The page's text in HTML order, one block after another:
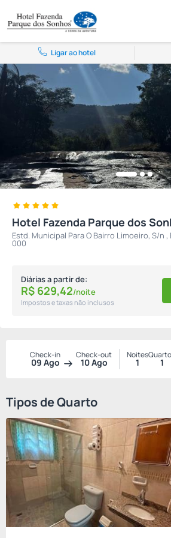
Ligar ao hotel
Hotel Fazenda Parque dos
Estd. Municipal Para O Bairro Limoeiro, S/n
000
Diárias a partir de:
R$ 629,42/noite
Impostos e taxas não inclusos
Check-in
09 Ago
Check-out
10 Ago
Noites
1 1
Tipos de Quarto